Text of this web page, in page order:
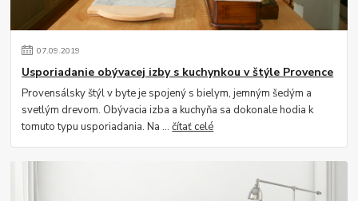
07.09.2019
Usporiadanie obývacej izby s kuchynkou v štýle Provence
Provensálsky štýl v byte je spojený s bielym, jemným šedým a
svetlým drevom. Obývacia izba a kuchyňa sa dokonale hodia k
tomuto typu usporiadania. Na ...čítať celé